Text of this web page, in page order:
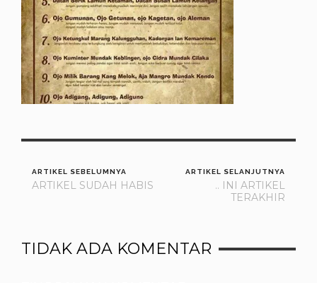
ARTIKEL SEBELUMNYA
ARTIKEL SUDAH HABIS
ARTIKEL SELANJUTNYA
.. INI ARTIKEL
TERAKHIR
TIDAK ADA KOMENTAR